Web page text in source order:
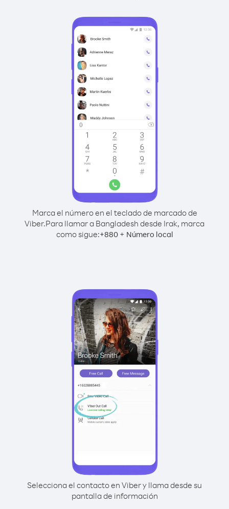
Marca el número en el teclado de marcado de
Viber.Para llamar a Bangladesh desde Irak, marca
como sigue:+880+ Número local
Selecciona el contacto en Viber y llama desde su
pantalla de información